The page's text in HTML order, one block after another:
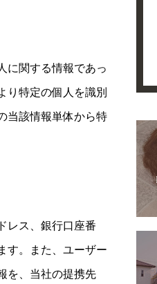
に関する情報であっ
り特定の個人を識別
当該情報単体から特
レス、銀行口座番
す。また、ユーザー
を、当社の提携先